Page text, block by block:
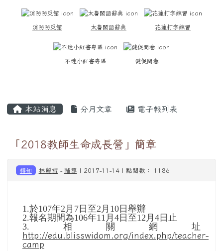
消防防災館 太魯閣語辭典 花蓮打字練習
不迷小紅書專區 健促問卷
本站消息 分月文章 電子報列表
「2018教師生命成長營」簡章
轉知 林麗雪 - 輔導 | 2017-11-14 | 點閱數： 1186
1.於107年2 月 7日至2 月 10日舉辦
2.報名期間為106年11 月 4日至12 月 4日止
3.相關網址
http://edu.blisswidom.org/index.php/teacher-
camp